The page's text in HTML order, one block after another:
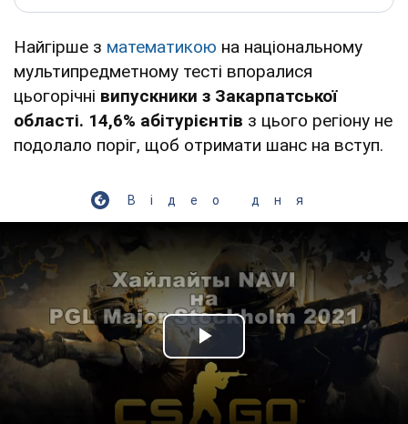
Найгірше з математикою на національному
мультипредметному тесті впоралися
цьогорічні випускники з Закарпатської
області. 14,6% абітурієнтів з цього регіону не
подолало поріг, щоб отримати шанс на вступ.
Відео дня
Play Video